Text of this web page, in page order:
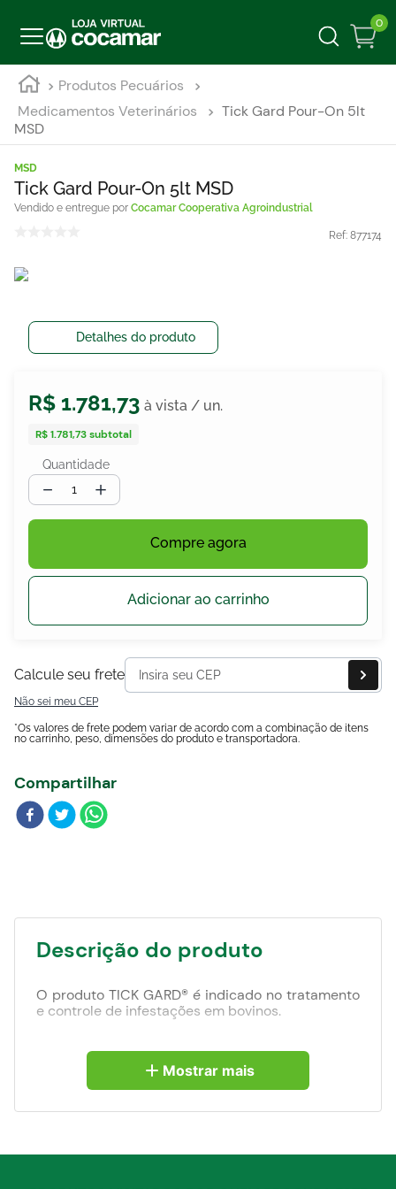
0
Produtos Pecuários
Medicamentos Veterinários
Tick Gard Pour-On 5lt
MSD
MSD
Tick Gard Pour-On 5lt MSD
Cocamar Cooperativa Agroindustrial
Ref: 877174
Detalhes do produto
R$ 1.781,73
R$ 1.781,73subtotal
Quantidade
＋
－
Compre agora
Adicionar ao carrinho
Calcule seu frete
Não sei meu CEP
*Os valores de frete podem variar de acordo com a combinação de itens
no carrinho, peso, dimensões do produto e transportadora.
Compartilhar
Descrição do produto
O produto TICK GARD® é indicado no tratamento
e controle de infestações em bovinos.
Indicação:
Para tratamento e controle das infestações por
dos bovinos), na prevenção e como auxiliar no
(bicheiras), no tratamento e prevenção das larvas
Mostrar mais
Blog